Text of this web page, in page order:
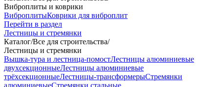
Виброплиты и коврики
ВиброплитыКоврики для виброплит
Перейти в раздел
Лестницы и стремянки
Каталог/Все для строительства/
Лестницы и стремянки
Вышка-тура и лестница-помостЛестницы алюминиевые
двухсекционныеЛестницы алюминиевые
трёхсекционныеЛестницы-трансформерыСтремянки
алюминиевыеСтремянки стальные